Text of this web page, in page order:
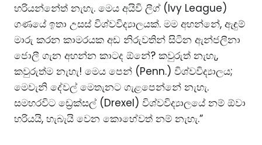
හරියන්නේත් නැහැ. මෙය අයිවි ලීග් (Ivy League)
ගණයේ ඉතා උසස් විශ්වවිද්‍යාලයක්. මම අහන්නේ, ඇඳුම්
මාරු කරන කාමරයක අඩ නිරුවතින් සිටින ඇන්ජලීනා
ජොලී ගැන අහන්න කාටද ඕනේ? කවුරුත් නැහැ,
කවුරුත්ම නැහැ! මෙය පෙන් (Penn.) විශ්වවිද්‍යාලය;
මෙවැනි දේවල් මෙතැනට ගැළපෙන්නේ නැහැ.
සමහරවිට ඩ්‍රෙක්සල් (Drexel) විශ්වවිද්‍යාලයේ නම් ඕවා
හරියයි, හැබැයි වෙන කොහේවත් නම් නැහැ.”